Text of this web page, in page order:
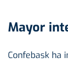
Mayor
Confebask ha